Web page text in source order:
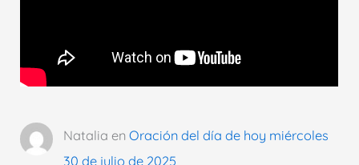
Natalia en Oración del día de hoy miércoles
30 de julio de 2025